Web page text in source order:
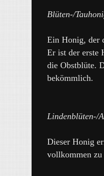
Blüten-/
Ein Honig, der
Er ist der erste
die Obstblüte.
bekömmlich.
Lindenblüten-/
Dieser Honig
vollkommen zu